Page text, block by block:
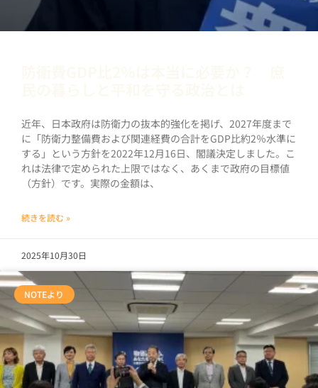
近年、日本政府は防衛力の抜本的強化を掲げ、2027年度まで
に「防衛力整備費および関連経費の合計をGDP比約2％水準に
する」という方針を2022年12月16日、閣議決定しました。こ
れは法律で定められた上限ではなく、あくまで政府の目標値
（方針）です。実際の金額は、
続きを読む »
2025年10月30日
NOTEより